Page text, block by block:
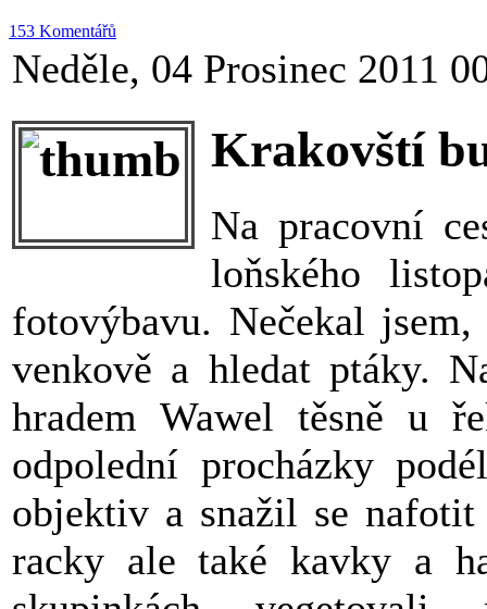
153 Komentářů
Neděle, 04 Prosinec 2011
Krakovští
Na pracovní
loňského
fotovýbavu. Nečekal
venkově a hledat ptáky.
hradem Wawel těsně u
odpolední procházky
objektiv a snažil se
racky ale také kavky a